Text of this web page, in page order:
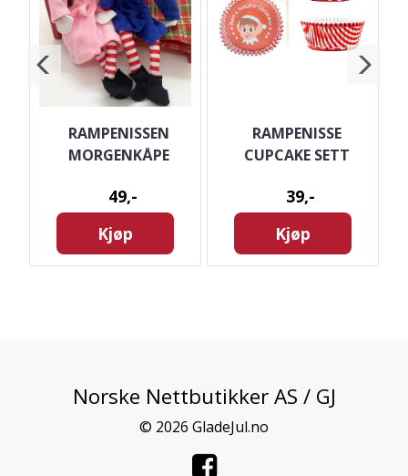
RAMPENISSEN
MORGENKÅPE
49,-
Kjøp
RAMPENISSE
CUPCAKE SETT
39,-
Kjøp
Norske Nettbutikker AS / GJ
© 2026 GladeJul.no